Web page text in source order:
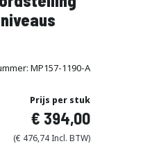
MP157-1190-A
Prijs per stuk
394,00
476,74